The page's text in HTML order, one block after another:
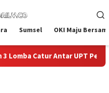
Sumsel OKI Maju
se-Palembang Raya